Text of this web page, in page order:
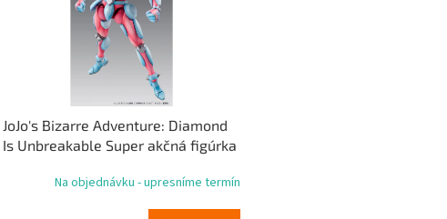
JoJo's Bizarre Adventure: Diamond
Is Unbreakable Super akčná figúrka
Na objednávku - upresníme termín